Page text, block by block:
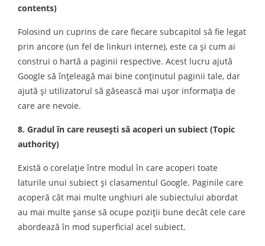
contents)
Folosind un cuprins de care fiecare subcapitol să fie legat
prin ancore (un fel de linkuri interne), este ca şi cum ai
construi o hartă a paginii respective. Acest lucru ajută
Google să înţeleagă mai bine conţinutul paginii tale, dar
ajută şi utilizatorul să găsească mai uşor informaţia de
care are nevoie.
8. Gradul în care reuseşti să acoperi un subiect (Topic
authority)
Există o corelaţie între modul în care acoperi toate
laturile unui subiect şi clasamentul Google. Paginile care
acoperă cât mai multe unghiuri ale subiectului abordat
au mai multe şanse să ocupe poziţii bune decât cele care
abordează în mod superficial acel subiect.